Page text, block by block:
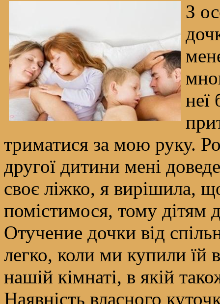
З
неї
триматися за мою руку.
другої дитини мені
своє ліжко, я вирішила,
помістимося, тому дітям
Отучение дочки від
легко, коли ми купили їй
нашій кімнаті, в якій
Наявність власного